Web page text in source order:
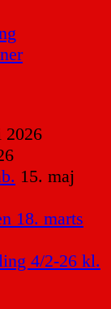
2026
15. maj
18. marts
4/2-26 kl.